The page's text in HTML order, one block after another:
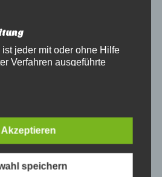
jeder mit oder ohne Hilfe
Verfahren ausgeführte
Erheben, das Erfassen, die
Abfragen, die Verwendung,
durch Übermittlung,
den Abgleich oder die
speichern